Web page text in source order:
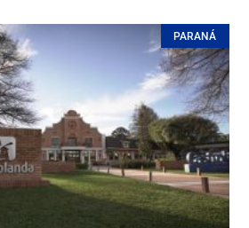
PARANÁ